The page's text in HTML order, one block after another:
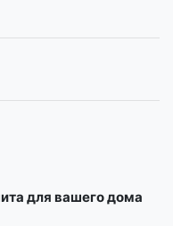
для вашего дома